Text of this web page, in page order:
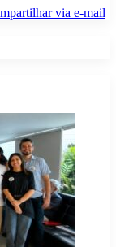
via e-mail